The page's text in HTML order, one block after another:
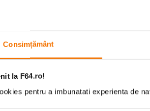
Consimțământ
la F64.ro!
pentru a imbunatati experienta de